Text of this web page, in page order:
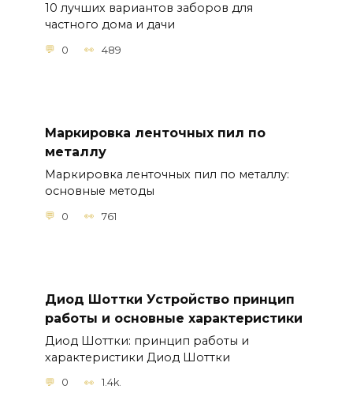
10 лучших вариантов заборов для
частного дома и дачи
0 489
Маркировка ленточных пил по
металлу
Маркировка ленточных пил по металлу:
основные методы
0 761
Диод Шоттки Устройство принцип
работы и основные характеристики
Диод Шоттки: принцип работы и
характеристики Диод Шоттки
0 1.4k.